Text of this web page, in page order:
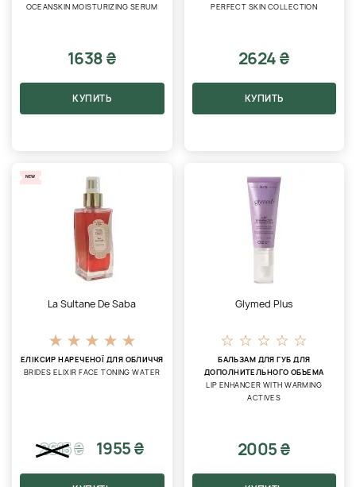
OCEANSKIN MOISTURIZING SERUM
1638 ₴
КУПИТЬ
PERFECT SKIN COLLECTION
2624 ₴
КУПИТЬ
NEW
La Sultane De Saba
ЕЛІКСИР НАРЕЧЕНОЇ ДЛЯ ОБЛИЧЧЯ
BRIDES ELIXIR FACE TONING WATER
2615₴ 1955 ₴
Glymed Plus
БАЛЬЗАМ ДЛЯ ГУБ ДЛЯ
ДОПОЛНИТЕЛЬНОГО ОБЪЕМА
LIP ENHANCER WITH WARMING
ACTIVES
2005 ₴